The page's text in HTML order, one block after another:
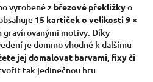
vyrobené z březové překližkyo
15 kartiček o velikosti 9 ×
gravírovanými motivy. Díky
je domino vhodné k dalšímu
jej domalovat barvami, fixy či
tak jedinečnou hru.